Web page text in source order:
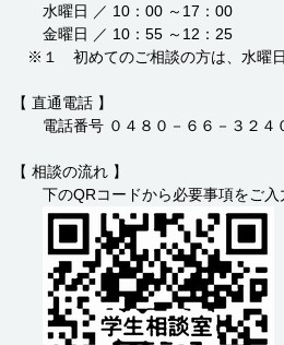
水曜日 ／ 10：00 ～17：00
金曜日 ／ 10：55 ～12：25
※１ 初めてのご相談の方は、水曜日
【 直通電話 】
電話番号 ０４８０－６６－３２４
【 相談の流れ 】
下のQRコードから必要事項をご入